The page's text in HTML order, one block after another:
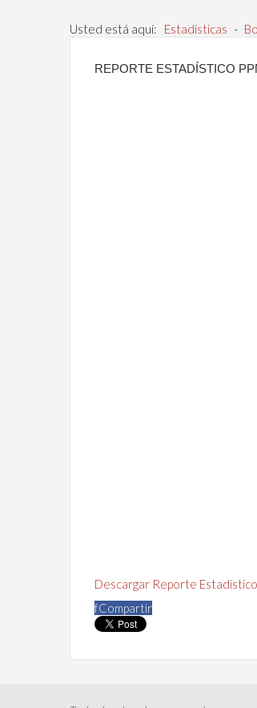
Usted está aquí: Estadísticas -
REPORTE ESTADÍSTICO
Descargar Reporte
fCompartir